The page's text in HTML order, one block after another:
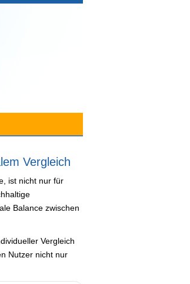
Vergleich
ist nicht nur für
Balance zwischen
Vergleich
Nutzer nicht nur